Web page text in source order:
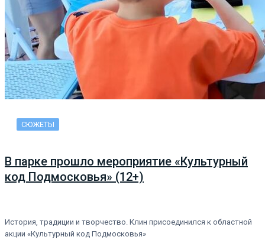
СЮЖЕТЫ
В парке прошло мероприятие «Культурный
код Подмосковья» (12+)
История, традиции и творчество. Клин присоединился к областной
акции «Культурный код Подмосковья»